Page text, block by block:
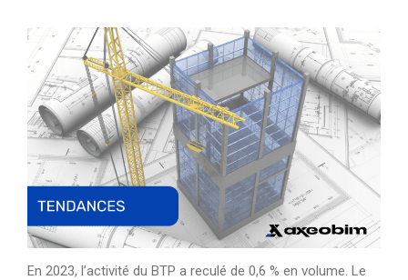
En 2023, l’activité du BTP a reculé de 0,6 % en volume. Le